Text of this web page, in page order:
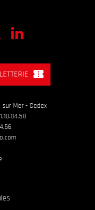
confirmation_number
sur Mer - Cedex